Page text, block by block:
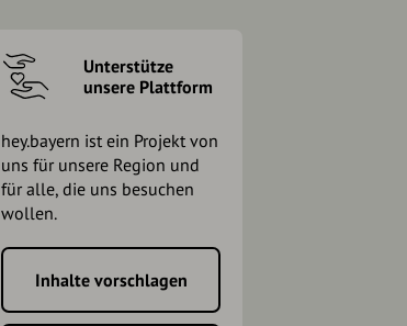
Unterstütze
unsere Plattform
hey.bayern ist ein Projekt von
uns für unsere Region und
für alle, die uns besuchen
wollen.
Inhalte vorschlagen